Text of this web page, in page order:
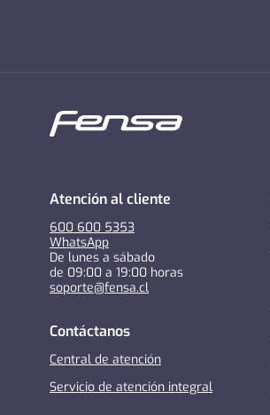
Atención al cliente
600 600 5353
WhatsApp
De lunes a sábado
de 09:00 a 19:00 horas
soporte@fensa.cl
Contáctanos
Central de atención
Servicio de atención integral